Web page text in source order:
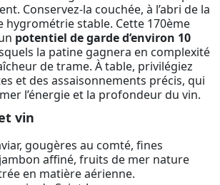
Conservez-la couchée, à l’abri de la
hygrométrie stable. Cette 170ème
potentiel de garde d’environ 10
la patine gagnera en complexité
de trame. À table, privilégiez
et des assaisonnements précis, qui
l’énergie et la profondeur du vin.
vin
gougères au comté, fines
affiné, fruits de mer nature
en matière aérienne.